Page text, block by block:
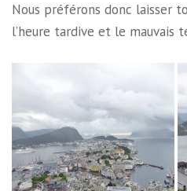
Nous préférons donc laisser
l’heure tardive et le mauvais